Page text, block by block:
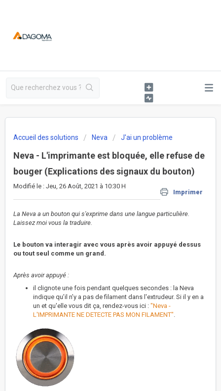
Accueil des solutions Neva J'ai un problème
Neva - L'imprimante est bloquée, elle refuse de
bouger (Explications des signaux du bouton)
Imprimer
Modifié le : Jeu, 26 Août, 2021 à 10:30 H
La Neva a un bouton qui s'exprime dans une langue particulière.
Laissez moi vous la traduire.
Le bouton va interagir avec vous après avoir appuyé dessus
ou tout seul comme un grand.
Après avoir appuyé :
il clignote une fois pendant quelques secondes : la Neva
indique qu’il n’y a pas de filament dans l'extrudeur. Si il y en a
un et qu'elle vous dit ça, rendez-vous ici : "Neva -
L'IMPRIMANTE NE DETECTE PAS MON FILAMENT".